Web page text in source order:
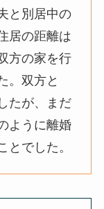
と別居中の
居の距離は
方の家を行
。双方と
たが、まだ
ように離婚
とでした。